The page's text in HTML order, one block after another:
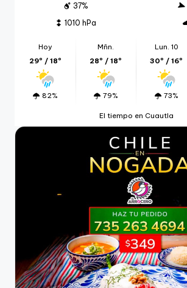
37%
1010 hPa
Hoy
29º / 18º
82%
Mñn.
28º / 18º
79%
Lun. 10
30º / 16º
73%
El tiempo en Cuautla